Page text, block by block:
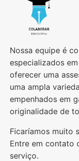
Nossa equipe é
especializados
oferecer uma
uma ampla
empenhados em
originalidade de
Ficaríamos muito
Entre em contato
serviço.